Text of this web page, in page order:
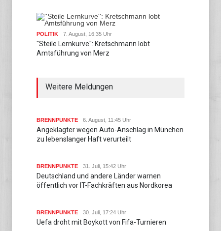
POLITIK 7. August, 16:35 Uhr
''Steile Lernkurve'': Kretschmann lobt
Amtsführung von Merz
Weitere Meldungen
BRENNPUNKTE 6. August, 11:45 Uhr
Angeklagter wegen Auto-Anschlag in München
zu lebenslanger Haft verurteilt
BRENNPUNKTE 31. Juli, 15:42 Uhr
Deutschland und andere Länder warnen
öffentlich vor IT-Fachkräften aus Nordkorea
BRENNPUNKTE 30. Juli, 17:24 Uhr
Uefa droht mit Boykott von Fifa-Turnieren